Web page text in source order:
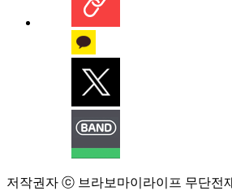
저작권자 ⓒ 브라보마이라이프 무단전